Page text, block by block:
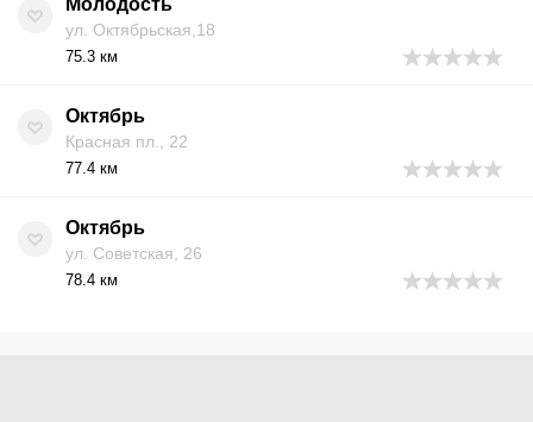
Молодость
ул. Октябрьская,18
75.3 км
Октябрь
Красная пл., 22
77.4 км
Октябрь
ул. Советская, 26
78.4 км